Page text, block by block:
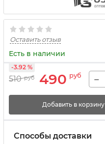
Оставить отзыв
Есть в наличии
510 руб 490 руб
-3.92 %
−
Добавить в корзину
Способы доставки